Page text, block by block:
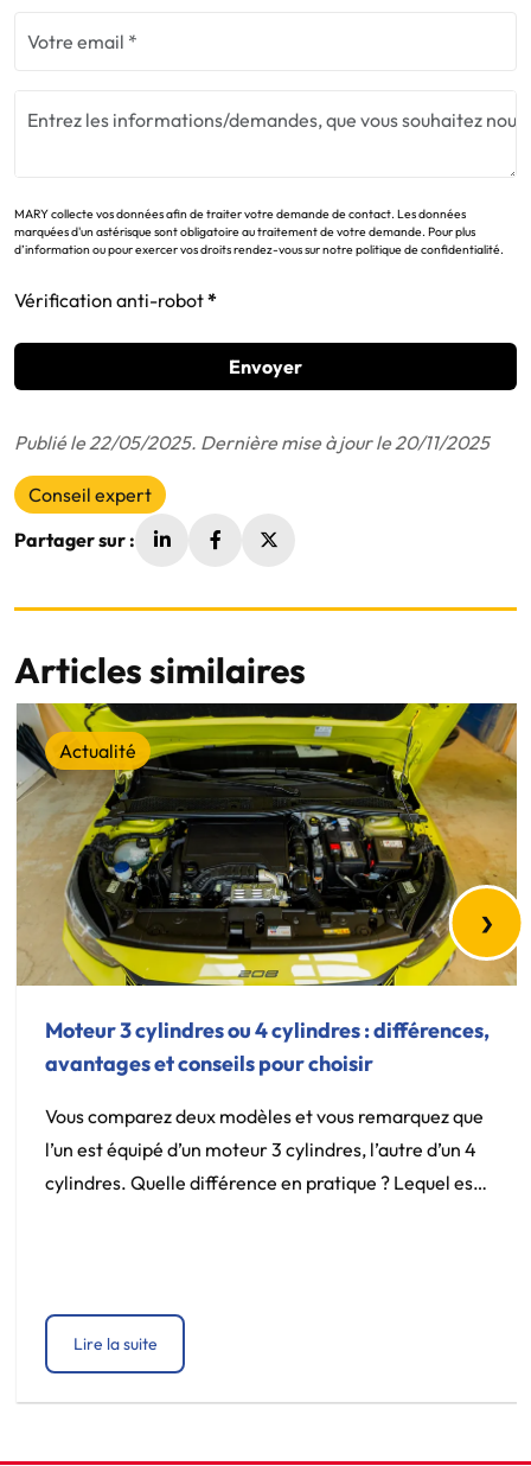
MARY collecte vos données afin de traiter votre demande de contact. Les données
marquées d'un astérisque sont obligatoire au traitement de votre demande. Pour plus
d’information ou pour exercer vos droits rendez-vous sur notre politique de confidentialité.
Vérification anti-robot
Envoyer
Publié le 22/05/2025. Dernière mise à jour le 20/11/2025
Conseil expert
Partager sur :
Articles similaires
Actualité
Moteur 3 cylindres ou 4 cylindres : différences,
avantages et conseils pour choisir
Vous comparez deux modèles et vous remarquez que
l’un est équipé d’un moteur 3 cylindres, l’autre d’un 4
cylindres. Quelle différence en pratique ? Lequel est
conduire que d’une vérité […]
Lire la suite
›